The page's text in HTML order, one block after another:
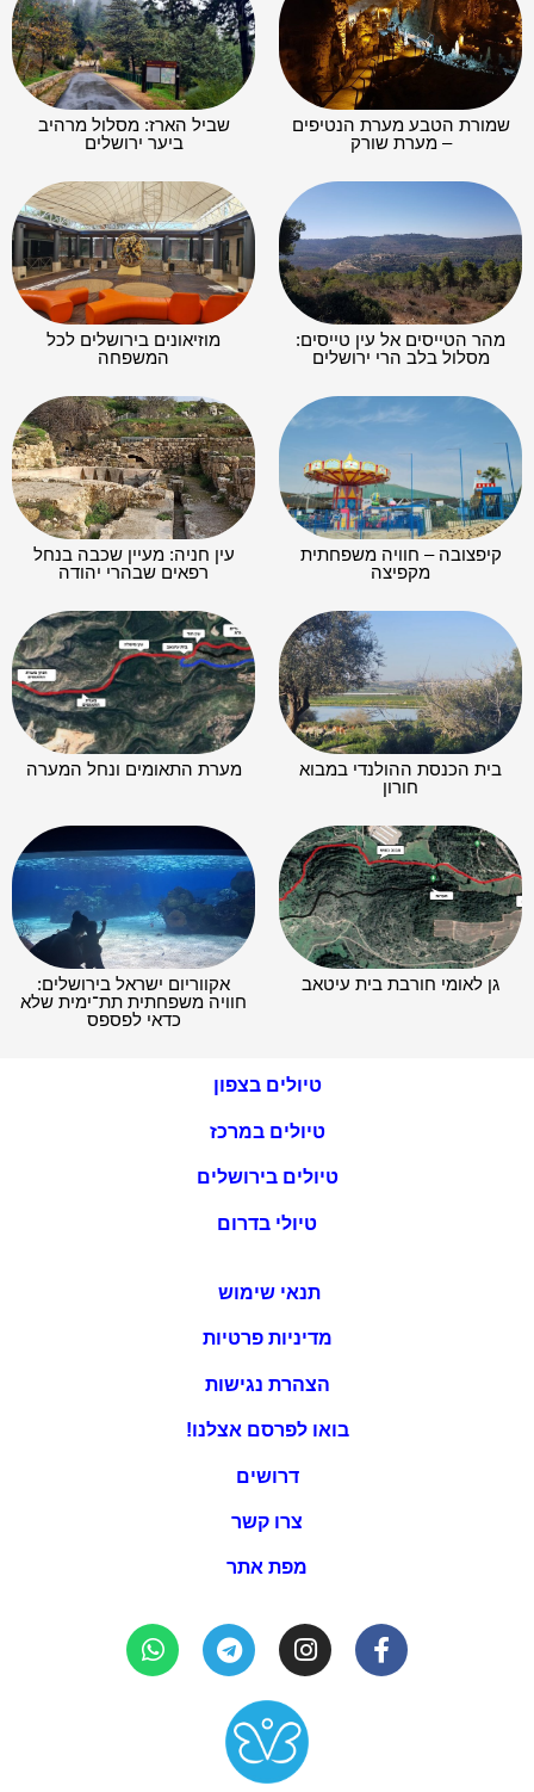
שמורת הטבע מערת הנטיפים
– מערת שורק
שביל הארז: מסלול מרהיב
ביער ירושלים
מהר הטייסים אל עין טייסים:
מסלול בלב הרי ירושלים
מוזיאונים בירושלים לכל
המשפחה
קיפצובה – חוויה משפחתית
מקפיצה
עין חניה: מעיין שכבה בנחל
רפאים שבהרי יהודה
בית הכנסת ההולנדי במבוא
חורון
מערת התאומים ונחל המערה
גן לאומי חורבת בית עיטאב
אקווריום ישראל בירושלים:
חוויה משפחתית תת־ימית שלא
כדאי לפספס
טיולים בצפון
טיולים במרכז
טיולים בירושלים
טיולי בדרום
תנאי שימוש
מדיניות פרטיות
הצהרת נגישות
בואו לפרסם אצלנו!
דרושים
צרו קשר
מפת אתר